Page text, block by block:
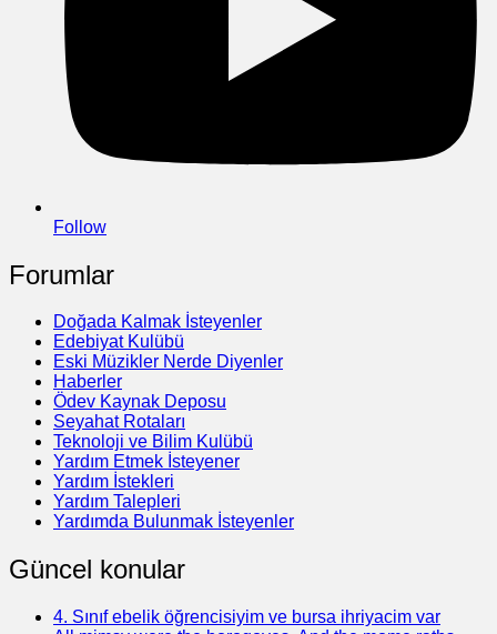
Follow
Forumlar
Doğada Kalmak İsteyenler
Edebiyat Kulübü
Eski Müzikler Nerde Diyenler
Haberler
Ödev Kaynak Deposu
Seyahat Rotaları
Teknoloji ve Bilim Kulübü
Yardım Etmek İsteyener
Yardım İstekleri
Yardım Talepleri
Yardımda Bulunmak İsteyenler
Güncel konular
4. Sınıf ebelik öğrencisiyim ve bursa ihriyacim var